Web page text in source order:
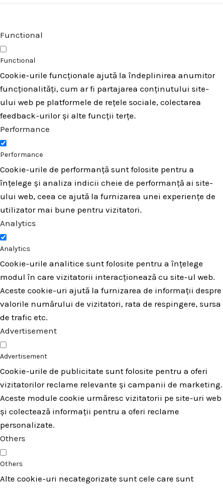
Functional
Functional
Cookie-urile funcționale ajută la îndeplinirea anumitor
funcționalități, cum ar fi partajarea conținutului site-
ului web pe platformele de rețele sociale, colectarea
feedback-urilor și alte funcții terțe.
Performance
Performance
Cookie-urile de performanță sunt folosite pentru a
înțelege și analiza indicii cheie de performanță ai site-
ului web, ceea ce ajută la furnizarea unei experiențe de
utilizator mai bune pentru vizitatori.
Analytics
Analytics
Cookie-urile analitice sunt folosite pentru a înțelege
modul în care vizitatorii interacționează cu site-ul web.
Aceste cookie-uri ajută la furnizarea de informații despre
valorile numărului de vizitatori, rata de respingere, sursa
de trafic etc.
Advertisement
Advertisement
Cookie-urile de publicitate sunt folosite pentru a oferi
vizitatorilor reclame relevante și campanii de marketing.
Aceste module cookie urmăresc vizitatorii pe site-uri web
și colectează informații pentru a oferi reclame
personalizate.
Others
Others
Alte cookie-uri necategorizate sunt cele care sunt